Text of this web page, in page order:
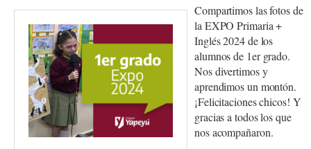
Compartimos las fotos de
la EXPO Primaria +
Inglés 2024 de los
alumnos de 1er grado.
Nos divertimos y
aprendimos un montón.
¡Felicitaciones chicos! Y
gracias a todos los que
nos acompañaron.